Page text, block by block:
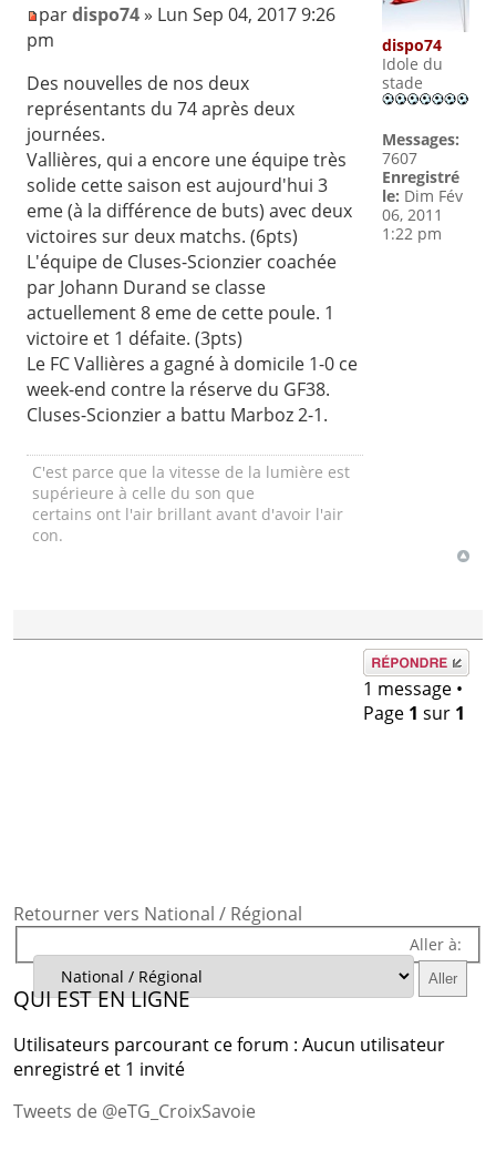
pardispo74» Lun Sep 04, 2017 9:26
pm
Des nouvelles de nos deux
représentants du 74 après deux
journées.
Vallières, qui a encore une équipe très
solide cette saison est aujourd'hui 3
eme (à la différence de buts) avec deux
victoires sur deux matchs. (6pts)
L'équipe de Cluses-Scionzier coachée
par Johann Durand se classe
actuellement 8 eme de cette poule. 1
victoire et 1 défaite. (3pts)
Le FC Vallières a gagné à domicile 1-0 ce
week-end contre la réserve du GF38.
Cluses-Scionzier a battu Marboz 2-1.
C'est parce que la vitesse de la lumière est
supérieure à celle du son que
certains ont l'air brillant avant d'avoir l'air
con.
dispo74
Idole du
stade
Messages:
7607
Enregistré
le: Dim Fév
06, 2011
1:22 pm
Répondre
1 message •
Page 1 sur 1
Retourner vers National / Régional
Aller à:
QUI EST EN LIGNE
Utilisateurs parcourant ce forum : Aucun utilisateur
enregistré et 1 invité
Tweets de @eTG_CroixSavoie